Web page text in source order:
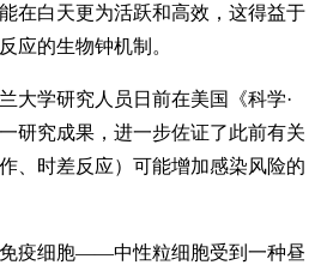
在白天更为活跃和高效，这得益于
应的生物钟机制。
大学研究人员日前在美国《科学·
研究成果，进一步佐证了此前有关
、时差反应）可能增加感染风险的
疫细胞——中性粒细胞受到一种昼